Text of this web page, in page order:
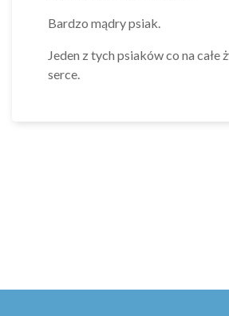
Bardzo mądry psiak.
Jeden z tych psiaków co na całe
serce.